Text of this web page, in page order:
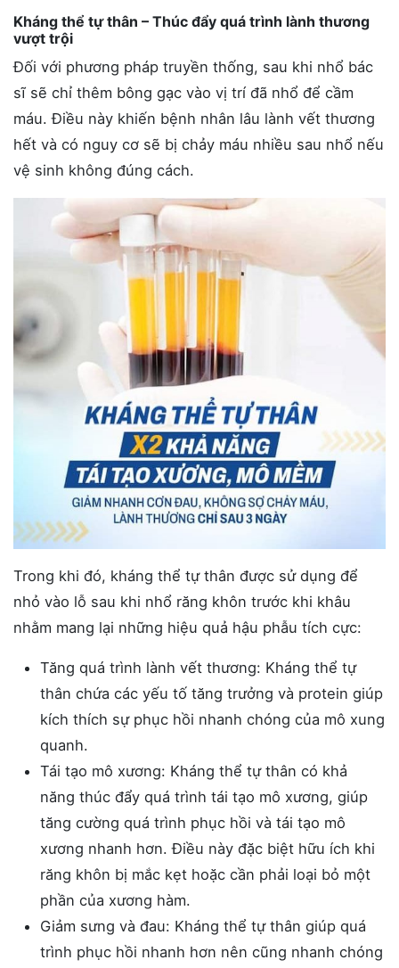
Kháng thể tự thân – Thúc đẩy quá trình lành thương
vượt trội
Đối với phương pháp truyền thống, sau khi nhổ bác
sĩ sẽ chỉ thêm bông gạc vào vị trí đã nhổ để cầm
máu. Điều này khiến bệnh nhân lâu lành vết thương
hết và có nguy cơ sẽ bị chảy máu nhiều sau nhổ nếu
vệ sinh không đúng cách.
Trong khi đó, kháng thể tự thân được sử dụng để
nhỏ vào lỗ sau khi nhổ răng khôn trước khi khâu
nhằm mang lại những hiệu quả hậu phẫu tích cực:
Tăng quá trình lành vết thương: Kháng thể tự
thân chứa các yếu tố tăng trưởng và protein giúp
kích thích sự phục hồi nhanh chóng của mô xung
quanh.
Tái tạo mô xương: Kháng thể tự thân có khả
năng thúc đẩy quá trình tái tạo mô xương, giúp
tăng cường quá trình phục hồi và tái tạo mô
xương nhanh hơn. Điều này đặc biệt hữu ích khi
răng khôn bị mắc kẹt hoặc cần phải loại bỏ một
phần của xương hàm.
Giảm sưng và đau: Kháng thể tự thân giúp quá
trình phục hồi nhanh hơn nên cũng nhanh chóng